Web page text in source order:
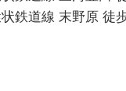
鉄道線 末野原 徒